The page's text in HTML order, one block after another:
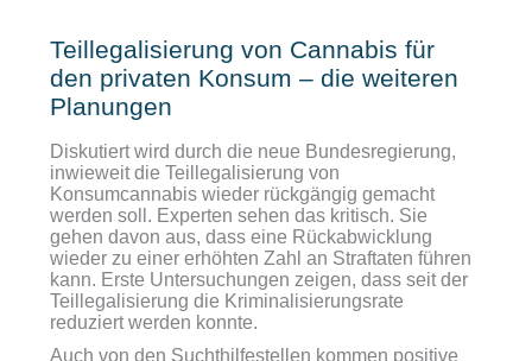
Teillegalisierung von Cannabis für
den privaten Konsum – die weiteren
Planungen
Diskutiert wird durch die neue Bundesregierung,
inwieweit die Teillegalisierung von
Konsumcannabis wieder rückgängig gemacht
werden soll. Experten sehen das kritisch. Sie
gehen davon aus, dass eine Rückabwicklung
wieder zu einer erhöhten Zahl an Straftaten führen
kann. Erste Untersuchungen zeigen, dass seit der
Teillegalisierung die Kriminalisierungsrate
reduziert werden konnte.
Auch von den Suchthilfestellen kommen positive